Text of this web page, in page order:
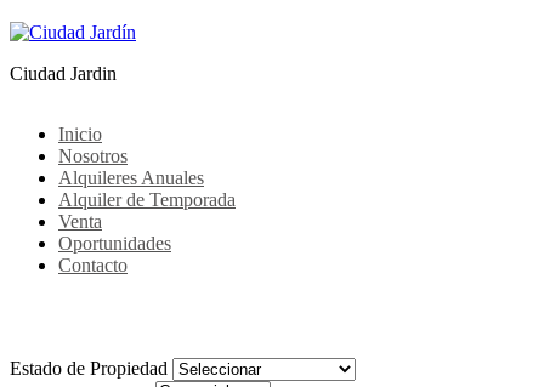
Ciudad Jardin
Inicio
Nosotros
Alquileres Anuales
Alquiler de Temporada
Venta
Oportunidades
Contacto
Estado de Propiedad